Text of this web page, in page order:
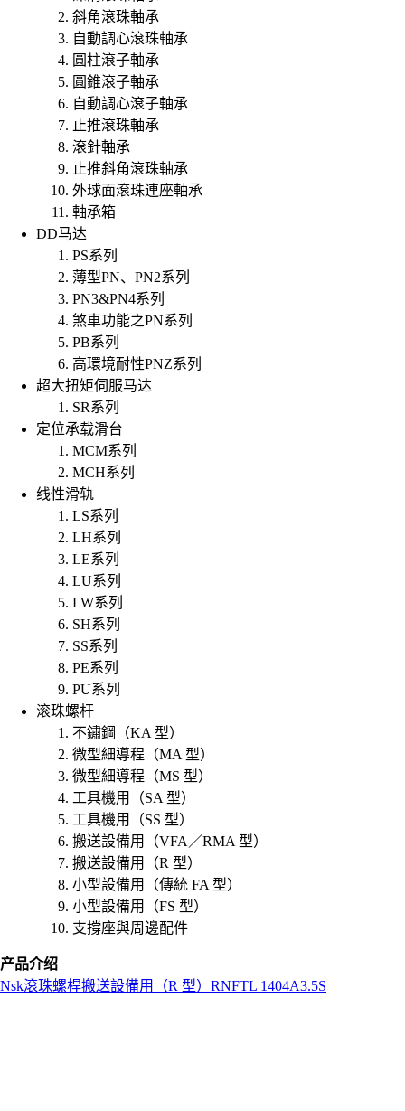
斜角滾珠軸承
自動調心滾珠軸承
圓柱滾子軸承
圓錐滾子軸承
自動調心滾子軸承
止推滾珠軸承
滾針軸承
止推斜角滾珠軸承
外球面滾珠連座軸承
軸承箱
DD马达
PS系列
薄型PN、PN2系列
PN3&PN4系列
煞車功能之PN系列
PB系列
高環境耐性PNZ系列
超大扭矩伺服马达
SR系列
定位承载滑台
MCM系列
MCH系列
线性滑轨
LS系列
LH系列
LE系列
LU系列
LW系列
SH系列
SS系列
PE系列
PU系列
滚珠螺杆
不鏽鋼（KA 型）
微型細導程（MA 型）
微型細導程（MS 型）
工具機用（SA 型）
工具機用（SS 型）
搬送設備用（VFA／RMA 型）
搬送設備用（R 型）
小型設備用（傳統 FA 型）
小型設備用（FS 型）
支撐座與周邊配件
产品介绍
Nsk滾珠螺桿搬送設備用（R 型） RNFTL 1404A3.5S